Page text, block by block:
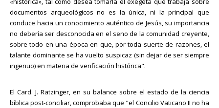
documentos arqueológicos no es la única, ni la principal que
conduce hacia un conocimiento auténtico de Jesús, su importancia
no debería ser desconocida en el seno de la comunidad creyente,
sobre todo en una época en que, por toda suerte de razones, el
talante dominante se ha vuelto suspicaz (sin dejar de ser siempre
ingenuo) en materia de verificación histórica".
El Card. J. Ratzinger, en su balance sobre el estado de la ciencia
bíblica post-conciliar, comprobaba que "el Concilio Vaticano II no ha